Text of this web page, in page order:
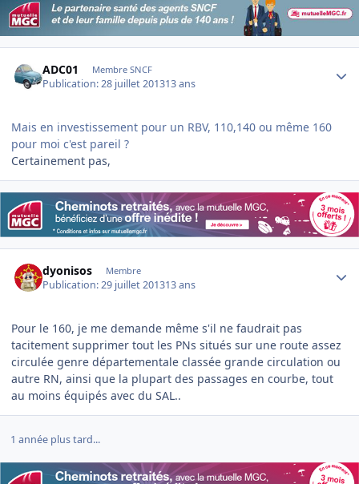
ADC01 Membre SNCF
Publication:28 juillet 201313 ans
Mais en investissement pour un RBV, 110,140 ou même 160
pour moi c'est pareil ?
Certainement pas,
dyonisos Membre
Publication:29 juillet 201313 ans
Pour le 160, je me demande même s'il ne faudrait pas
tacitement supprimer tout les PNs situés sur une route assez
circulée genre départementale classée grande circulation ou
autre RN, ainsi que la plupart des passages en courbe, tout
au moins équipés avec du SAL..
1 année plus tard...